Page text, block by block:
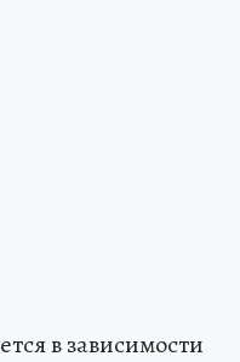
в зависимости